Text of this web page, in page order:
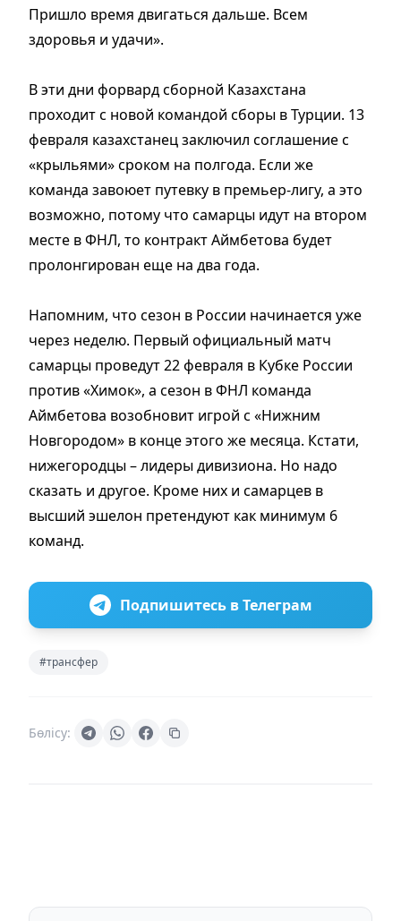
Пришло время двигаться дальше. Всем
здоровья и удачи».
В эти дни форвард сборной Казахстана
проходит с новой командой сборы в Турции. 13
февраля казахстанец заключил соглашение с
«крыльями» сроком на полгода. Если же
команда завоюет путевку в премьер-лигу, а это
возможно, потому что самарцы идут на втором
месте в ФНЛ, то контракт Аймбетова будет
пролонгирован еще на два года.
Напомним, что сезон в России начинается уже
через неделю. Первый официальный матч
самарцы проведут 22 февраля в Кубке России
против «Химок», а сезон в ФНЛ команда
Аймбетова возобновит игрой с «Нижним
Новгородом» в конце этого же месяца. Кстати,
нижегородцы – лидеры дивизиона. Но надо
сказать и другое. Кроме них и самарцев в
высший эшелон претендуют как минимум 6
команд.
Подпишитесь в Телеграм
#трансфер
Бөлісу: